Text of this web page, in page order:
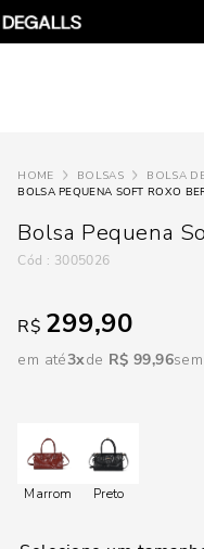
O que
BOLSAS
BOLSA
BOLSA PEQUENA SOFT ROXO
Bolsa Pequena
: 3005026
R$ 299,90
em até3 R$ 99,96
Marrom Preto